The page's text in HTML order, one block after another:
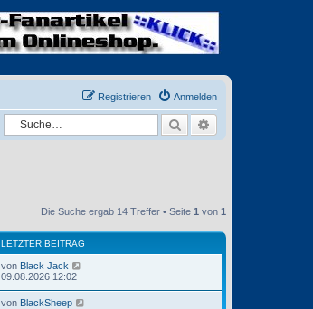
Anmelden
Registrieren
Suche
Die Suche ergab 14 Treffer • Seite 1 von 1
LETZTER BEITRAG
von Black Jack
09.08.2026 12:02
von BlackSheep